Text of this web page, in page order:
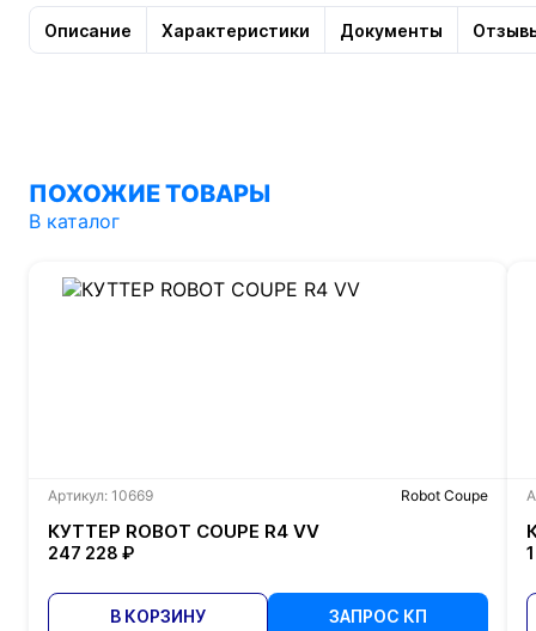
Описание Характеристики Документы
ПОХОЖИЕ ТОВАРЫ
В каталог
Артикул: 10669 Robot Coupe
КУТТЕР ROBOT COUPE R4 VV
247 228 ₽
В КОРЗИНУ ЗАПРОС КП